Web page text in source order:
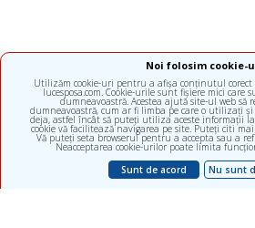
Noi folosim cookie-
Utilizăm cookie-uri pentru a afișa conținutul
lucesposa.com. Cookie-urile sunt fișiere mici care
dumneavoastră. Acestea ajută site-ul web să
dumneavoastră, cum ar fi limba pe care o utilizați
deja, astfel încât să puteți utiliza aceste informații
cookie vă facilitează navigarea pe site. Puteți citi
Vă puteți seta browserul pentru a accepta sau a
Neacceptarea cookie-urilor poate limita
Sunt de acord
Nu sunt